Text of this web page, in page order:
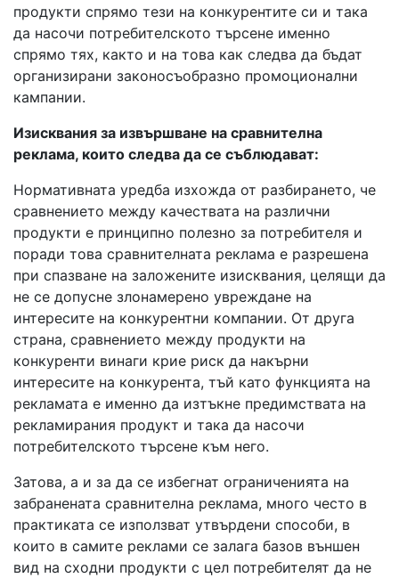
продукти спрямо тези на конкурентите си и така
да насочи потребителското търсене именно
спрямо тях, както и на това как следва да бъдат
организирани законосъобразно промоционални
кампании.
Изисквания за извършване на сравнителна
реклама, които следва да се съблюдават:
Нормативната уредба изхожда от разбирането, че
сравнението между качествата на различни
продукти е принципно полезно за потребителя и
поради това сравнителната реклама е разрешена
при спазване на заложените изисквания, целящи да
не се допусне злонамерено увреждане на
интересите на конкурентни компании. От друга
страна, сравнението между продукти на
конкуренти винаги крие риск да накърни
интересите на конкурента, тъй като функцията на
рекламата е именно да изтъкне предимствата на
рекламирания продукт и така да насочи
потребителското търсене към него.
Затова, а и за да се избегнат ограниченията на
забранената сравнителна реклама, много често в
практиката се използват утвърдени способи, в
които в самите реклами се залага базов външен
вид на сходни продукти с цел потребителят да не